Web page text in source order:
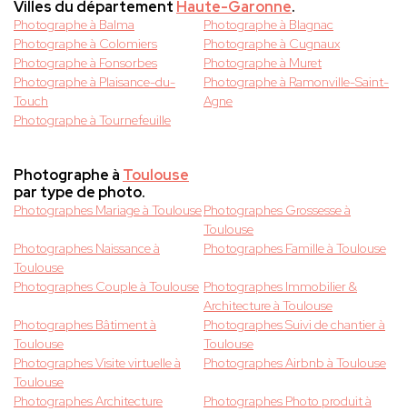
Villes du département Haute-Garonne.
Photographe à Balma
Photographe à Blagnac
Photographe à Colomiers
Photographe à Cugnaux
Photographe à Fonsorbes
Photographe à Muret
Photographe à Plaisance-du-
Touch
Photographe à Ramonville-Saint-
Agne
Photographe à Tournefeuille
Photographe à Toulouse
par type de photo.
Photographes Mariage à ToulousePhotographes Grossesse à
Toulouse
Photographes Naissance à
Toulouse
Photographes Famille à Toulouse
Photographes Couple à Toulouse Photographes Immobilier &
Architecture à Toulouse
Photographes Bâtiment à
Toulouse
Photographes Suivi de chantier à
Toulouse
Photographes Visite virtuelle à
Toulouse
Photographes Airbnb à Toulouse
Photographes Architecture
Photographes Photo produit à